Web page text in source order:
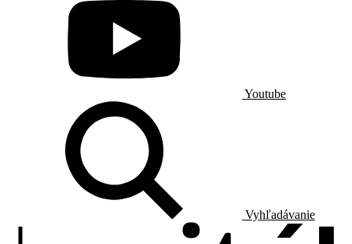
Youtube
Vyhľadávanie